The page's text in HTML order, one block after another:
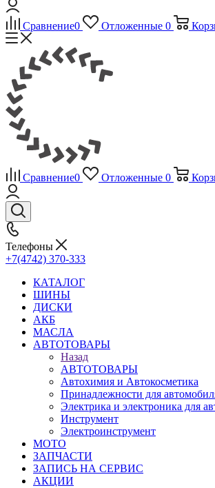
Сравнение0 Отложенные 0
Сравнение0 Отложенные 0
Телефоны
+7(4742) 370-333
КАТАЛОГ
ШИНЫ
ДИСКИ
АКБ
МАСЛА
АВТОТОВАРЫ
Назад
АВТОТОВАРЫ
Автохимия и Автокосметика
Принадлежности для
Электрика и электроника для
Инструмент
Электроинструмент
МОТО
ЗАПЧАСТИ
ЗАПИСЬ НА СЕРВИС
АКЦИИ